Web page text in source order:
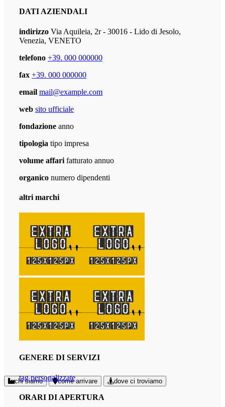
chi siamo come arrivare dove ci troviamo
DATI AZIENDALI
indirizzo Via Aquileia, 2r - 30016 - Lido di Jesolo,
Venezia, VENETO
telefono +39. 000 000000
fax +39. 000 000000
email mail@example.com
web sito ufficiale
fondazione anno
tipologia tipo impresa
volume affari fatturato annuo
organico numero dipendenti
altri marchi
GENERE DI SERVIZI
tag personalizzate
ORARI DI APERTURA